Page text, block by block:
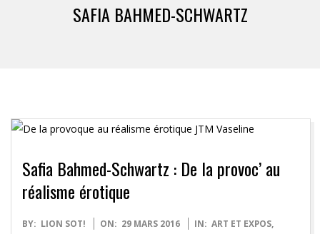
SAFIA BAHMED-SCHWARTZ
Safia Bahmed-Schwartz : De la provoc’ au
réalisme érotique
2016-
BY: LION SOT! ON: 29 MARS 2016 IN: ART ET EXPOS,